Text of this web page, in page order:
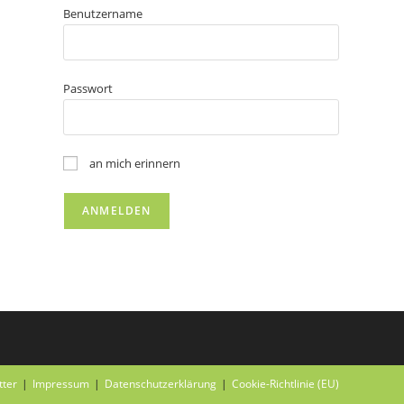
Benutzername
Passwort
an mich erinnern
Impressum Datenschutzerklärung Cookie-Richtlinie (EU)